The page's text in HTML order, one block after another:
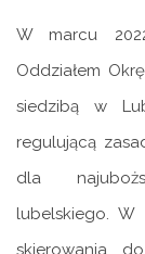
W marcu
Oddziałem
siedzibą w
regulującą
dla
lubelskiego.
skierowania